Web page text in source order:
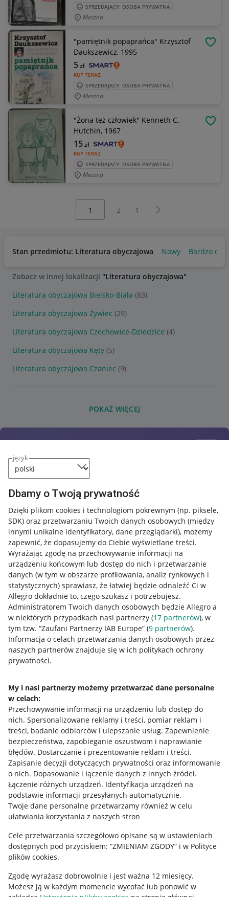
język
Dbamy o Twoją prywatność
Dzięki plikom cookies i technologiom pokrewnym (np. piksele,
SDK) oraz przetwarzaniu Twoich danych osobowych (między
innymi unikalne identyfikatory, dane przeglądarki), możemy
zapewnić, że dopasujemy do Ciebie wyświetlane treści.
Wyrażając zgodę na przechowywanie informacji na
urządzeniu końcowym lub dostęp do nich i przetwarzanie
danych (w tym w obszarze profilowania, analiz rynkowych i
statystycznych) sprawiasz, że łatwiej będzie odnaleźć Ci w
Allegro dokładnie to, czego szukasz i potrzebujesz.
Administratorem Twoich danych osobowych będzie Allegro a
w niektórych przypadkach nasi partnerzy (17 partnerów), w
tym tzw. “Zaufani Partnerzy IAB Europe” (9 partnerów).
Informacja o celach przetwarzania danych osobowych przez
naszych partnerów znajduje się w ich politykach ochrony
prywatności.
My i nasi partnerzy możemy przetwarzać dane personalne
w celach:
Przechowywanie informacji na urządzeniu lub dostęp do
nich. Spersonalizowane reklamy i treści, pomiar reklam i
treści, badanie odbiorców i ulepszanie usług. Zapewnienie
bezpieczeństwa, zapobieganie oszustwom i naprawianie
błędów. Dostarczanie i prezentowanie reklam i treści.
Zapisanie decyzji dotyczących prywatności oraz informowanie
o nich. Dopasowanie i łączenie danych z innych źródeł.
Łączenie różnych urządzeń. Identyfikacja urządzeń na
podstawie informacji przesyłanych automatycznie.
Twoje dane personalne przetwarzamy również w celu
ułatwiania korzystania z naszych stron
Cele przetwarzania szczegółowo opisane są w ustawieniach
dostępnych pod przyciskiem: “ZMIENIAM ZGODY” i w Polityce
plików cookies.
Zgodę wyrażasz dobrowolnie i jest ważna 12 miesięcy.
Możesz ją w każdym momencie wycofać lub ponowić w
SPRZEDAJĄCY: OSOBA PRYWATNA
Meszna
"pamiętnik popaprańca" Krzysztof
Daukszewicz, 1995
KUP TERAZ
5zł
SPRZEDAJĄCY: OSOBA PRYWATNA
Meszna
"Żona też człowiek" Kenneth C.
Hutchin, 1967
KUP TERAZ
15zł
SPRZEDAJĄCY: OSOBA PRYWATNA
Meszna
z 1 Następna strona
Stan przedmiotu: Literatura obyczajowa Nowy Bardzo
Zobacz w innej lokalizacji "Literatura obyczajowa"
Literatura obyczajowa Bielsko-Biała (83)
Literatura obyczajowa Żywiec (29)
Literatura obyczajowa Czechowice-Dziedzice (4)
Literatura obyczajowa Kęty (5)
Literatura obyczajowa Czaniec (9)
POKAŻ WIĘCEJ
Przydatne informacje
Jak to działa
Allegro Gadane dla sprzedających
Allegro Gadane dla kupujących
Mapa miejscowości
Informacje prawne
Regulamin
Polityka plików "cookies"
Ustawienia plików "cookies"
Udostępnianie lokalizacji
Informacje dla Aktu o Usługach Cyfrowych
Pobierz aplikację